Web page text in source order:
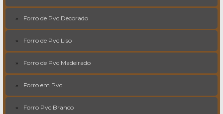
Forro de Pvc Decorado
Forro de Pvc Liso
Forro de Pvc Madeirado
Forro em Pvc
Forro Pvc Branco